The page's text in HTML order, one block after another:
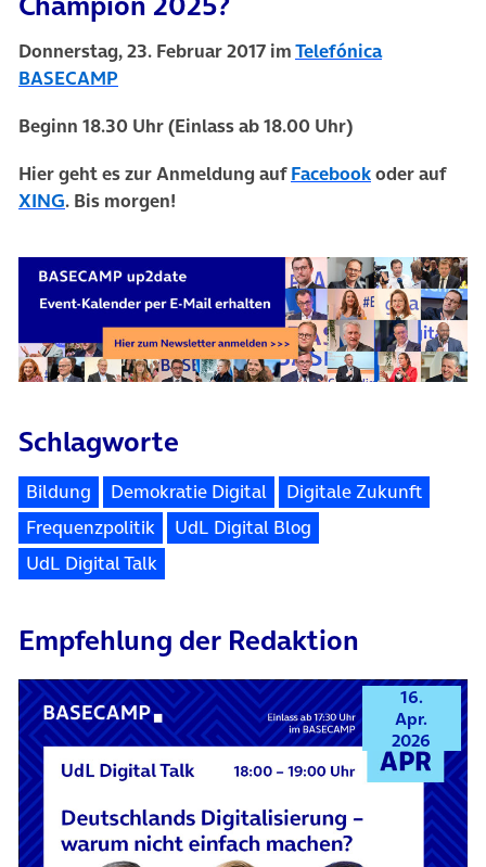
Donnerstag, 23. Februar 2017 imTelefónica
BASECAMP
Beginn 18.30 Uhr(Einlass ab 18.00 Uhr)
Hier geht es zur Anmeldung aufFacebook(öffnet in
oder auf
XING(öffnet in neuem Tab)
. Bis morgen!
Schlagworte
Bildung Demokratie Digital
Digitale Zukunft
Frequenzpolitik
UdL Digital Blog
UdL Digital Talk
Empfehlung der Redaktion
16.
Apr.
2026